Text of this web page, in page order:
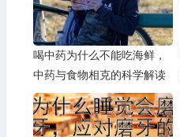
喝中药为什么不能吃海鲜，
中药与食物相克的科学解读